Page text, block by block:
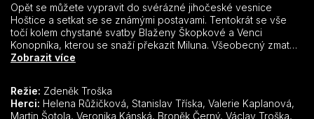
Opět se můžete vypravit do svérázné jihočeské vesnice
Hoštice a setkat se se známými postavami. Tentokrát se vše
točí kolem chystané svatby Blaženy Škopkové a Venci
Konopníka, kterou se snaží překazit Miluna. Všeobecný zmatek
vyvolaný nesmiřitelným bojem Škopkových s Konopníkovými
komiky se setkáte i s dalšími známými postavami: farářem
Otíkem, pobožnou Cecilkou, zpívající paní učitelkou
Zobrazit více
Režie: Zdeněk Troška
Herci:
Martin Šotola, Veronika Kánská, Broněk Černý, Václav Troška,